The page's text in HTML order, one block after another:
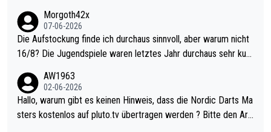
Morgoth42x
07-06-2026
Die Aufstockung finde ich durchaus sinnvoll, aber warum nicht
16/8? Die Jugendspiele waren letztes Jahr durchaus sehr kurz
Allerdings ist Mitchell Lawrie als Nummer 1 der Welt eh qualifi
ziert. Somit ändert die automatische Qualifikation des Weltmei
sters erstmal nichts. Ich denke sie wollen damit für nächstes J
AW1963
02-06-2026
Hallo, warum gibt es keinen Hinweis, dass die Nordic Darts Ma
sters kostenlos auf pluto.tv übertragen werden ? Bitte den Arti